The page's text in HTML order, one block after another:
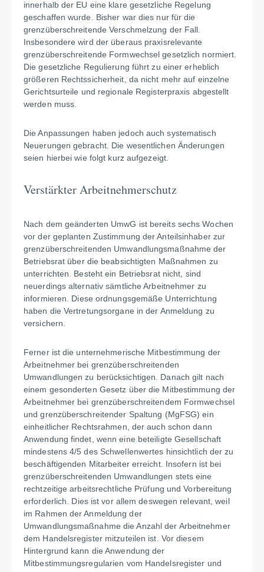
innerhalb der EU eine klare gesetzliche Regelung
geschaffen wurde. Bisher war dies nur für die
grenzüberschreitende Verschmelzung der Fall.
Insbesondere wird der überaus praxisrelevante
grenzüberschreitende Formwechsel gesetzlich normiert.
Die gesetzliche Regulierung führt zu einer erheblich
größeren Rechtssicherheit, da nicht mehr auf einzelne
Gerichtsurteile und regionale Registerpraxis abgestellt
werden muss.
Die Anpassungen haben jedoch auch systematisch
Neuerungen gebracht. Die wesentlichen Änderungen
seien hierbei wie folgt kurz aufgezeigt.
Verstärkter Arbeitnehmerschutz
Nach dem geänderten UmwG ist bereits sechs Wochen
vor der geplanten Zustimmung der Anteilsinhaber zur
grenzüberschreitenden Umwandlungsmaßnahme der
Betriebsrat über die beabsichtigten Maßnahmen zu
unterrichten. Besteht ein Betriebsrat nicht, sind
neuerdings alternativ sämtliche Arbeitnehmer zu
informieren. Diese ordnungsgemäße Unterrichtung
haben die Vertretungsorgane in der Anmeldung zu
versichern.
Ferner ist die unternehmerische Mitbestimmung der
Arbeitnehmer bei grenzüberschreitenden
Umwandlungen zu berücksichtigen. Danach gilt nach
einem gesonderten Gesetz über die Mitbestimmung der
Arbeitnehmer bei grenzüberschreitendem Formwechsel
und grenzüberschreitender Spaltung (MgFSG) ein
einheitlicher Rechtsrahmen, der auch schon dann
Anwendung findet, wenn eine beteiligte Gesellschaft
mindestens 4/5 des Schwellenwertes hinsichtlich der zu
beschäftigenden Mitarbeiter erreicht. Insofern ist bei
grenzüberschreitenden Umwandlungen stets eine
rechtzeitige arbeitsrechtliche Prüfung und Vorbereitung
erforderlich. Dies ist vor allem deswegen relevant, weil
im Rahmen der Anmeldung der
Umwandlungsmaßnahme die Anzahl der Arbeitnehmer
dem Handelsregister mitzuteilen ist. Vor diesem
Hintergrund kann die Anwendung der
Mitbestimmungsregularien vom Handelsregister und